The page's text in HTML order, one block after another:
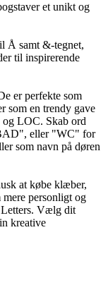
et unikt og
Å samt &-tegnet,
til inspirerende
er perfekte som
som en trendy gave
og LOC. Skab ord
eller "WC" for
som navn på døren
at købe klæber,
personligt og
Vælg dit
kreative